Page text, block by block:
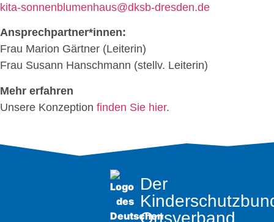
kita-sonnenblumenhaus@dksb-dresden.de
Ansprechpartner*innen:
Frau Marion Gärtner (Leiterin)
Frau Susann Hanschmann (stellv. Leiterin)
Mehr erfahren
Unsere Konzeption finden Sie hier.
Der
Ortsverband